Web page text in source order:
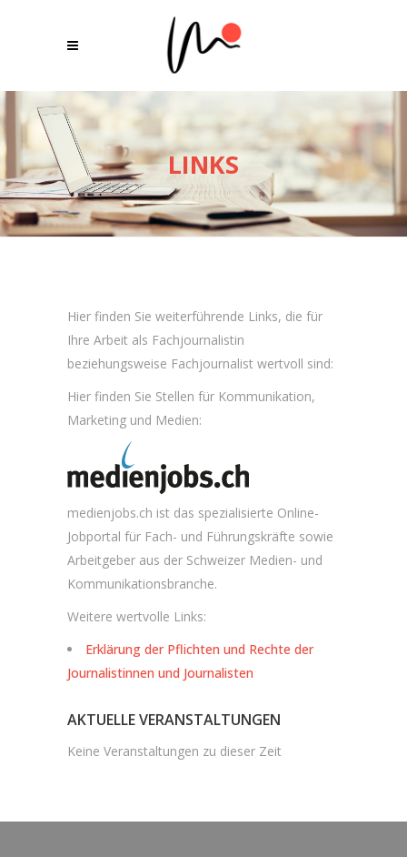
LINKS
Hier finden Sie weiterführende Links, die für
Ihre Arbeit als Fachjournalistin
beziehungsweise Fachjournalist wertvoll sind:
Hier finden Sie Stellen für Kommunikation,
Marketing und Medien:
medienjobs.ch ist das spezialisierte Online-
Jobportal für Fach- und Führungskräfte sowie
Arbeitgeber aus der Schweizer Medien- und
Kommunikationsbranche.
Weitere wertvolle Links:
Erklärung der Pflichten und Rechte der
Journalistinnen und Journalisten
AKTUELLE VERANSTALTUNGEN
Keine Veranstaltungen zu dieser Zeit